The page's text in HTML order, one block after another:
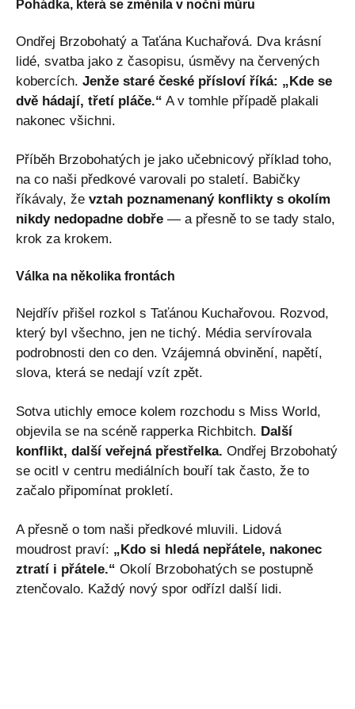
Pohádka, která se změnila v noční můru
Ondřej Brzobohatý a Taťána Kuchařová. Dva krásní
lidé, svatba jako z časopisu, úsměvy na červených
kobercích. Jenže staré české přísloví říká: „Kde se
dvě hádají, třetí pláče.“ A v tomhle případě plakali
nakonec všichni.
Příběh Brzobohatých je jako učebnicový příklad toho,
na co naši předkové varovali po staletí. Babičky
říkávaly, že vztah poznamenaný konflikty s okolím
nikdy nedopadne dobře — a přesně to se tady stalo,
krok za krokem.
Válka na několika frontách
Nejdřív přišel rozkol s Taťánou Kuchařovou. Rozvod,
který byl všechno, jen ne tichý. Média servírovala
podrobnosti den co den. Vzájemná obvinění, napětí,
slova, která se nedají vzít zpět.
Sotva utichly emoce kolem rozchodu s Miss World,
objevila se na scéně rapperka Richbitch. Další
konflikt, další veřejná přestřelka. Ondřej Brzobohatý
se ocitl v centru mediálních bouří tak často, že to
začalo připomínat prokletí.
A přesně o tom naši předkové mluvili. Lidová
moudrost praví: „Kdo si hledá nepřátele, nakonec
ztratí i přátele.“ Okolí Brzobohatých se postupně
ztenčovalo. Každý nový spor odřízl další lidi.